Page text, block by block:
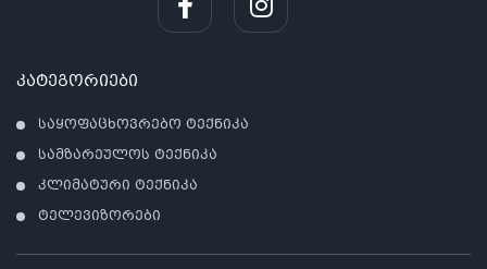
კატეგორიები
საყოფაცხოვრებო ტექნიკა
სამზარეულოს ტექნიკა
კლიმატური ტექნიკა
ტელევიზორები